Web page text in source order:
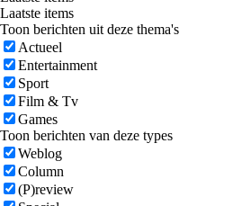
Laatste items
Toon berichten uit deze thema's
Actueel
Entertainment
Sport
Film & Tv
Games
Toon berichten van deze types
Weblog
Column
(P)review